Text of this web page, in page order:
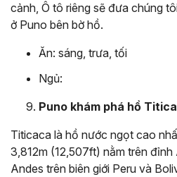
cảnh, Ô tô riêng sẽ đưa chúng
ở Puno bên bờ hồ.
Ăn: sáng, trưa, tối
Ngủ:
Puno khám phá hồ
Titicaca là hồ nước ngọt cao
3,812m (12,507ft) nằm trên
Andes trên biên giới Peru và